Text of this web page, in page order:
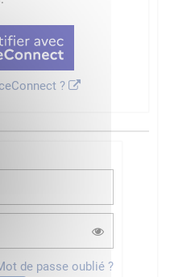
?
de passe oublié ?